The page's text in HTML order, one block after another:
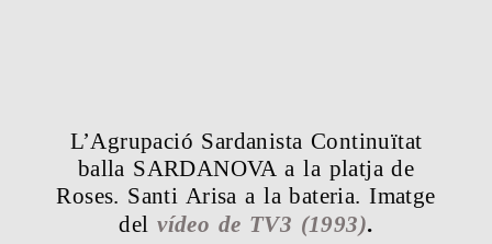
L’Agrupació Sardanista Continuïtat
balla SARDANOVA a la platja de
Roses. Santi Arisa a la bateria. Imatge
delvídeo de TV3 (1993).